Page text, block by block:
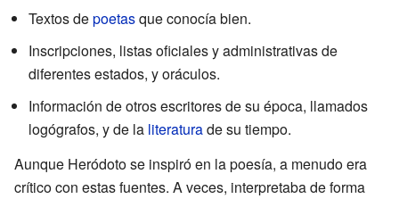
Textos depoetasque conocía bien.
Inscripciones, listas oficiales y administrativas de
diferentes estados, y oráculos.
Información de otros escritores de su época, llamados
logógrafos, y de la literaturade su tiempo.
Aunque Heródoto se inspiró en la poesía, a menudo era
crítico con estas fuentes. A veces, interpretaba de forma